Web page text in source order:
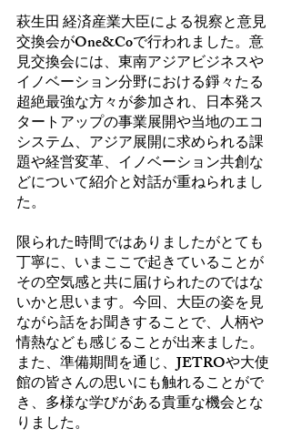
萩生田 経済産業大臣による視察と意見
交換会がOne&Coで行われました。意
見交換会には、東南アジアビジネスや
イノベーション分野における錚々たる
超絶最強な方々が参加され、日本発ス
タートアップの事業展開や当地のエコ
システム、アジア展開に求められる課
題や経営変革、イノベーション共創な
どについて紹介と対話が重ねられまし
た。
限られた時間ではありましたがとても
丁寧に、いまここで起きていることが
その空気感と共に届けられたのではな
いかと思います。今回、大臣の姿を見
ながら話をお聞きすることで、人柄や
情熱なども感じることが出来ました。
また、準備期間を通じ、JETROや大使
館の皆さんの思いにも触れることがで
き、多様な学びがある貴重な機会とな
りました。